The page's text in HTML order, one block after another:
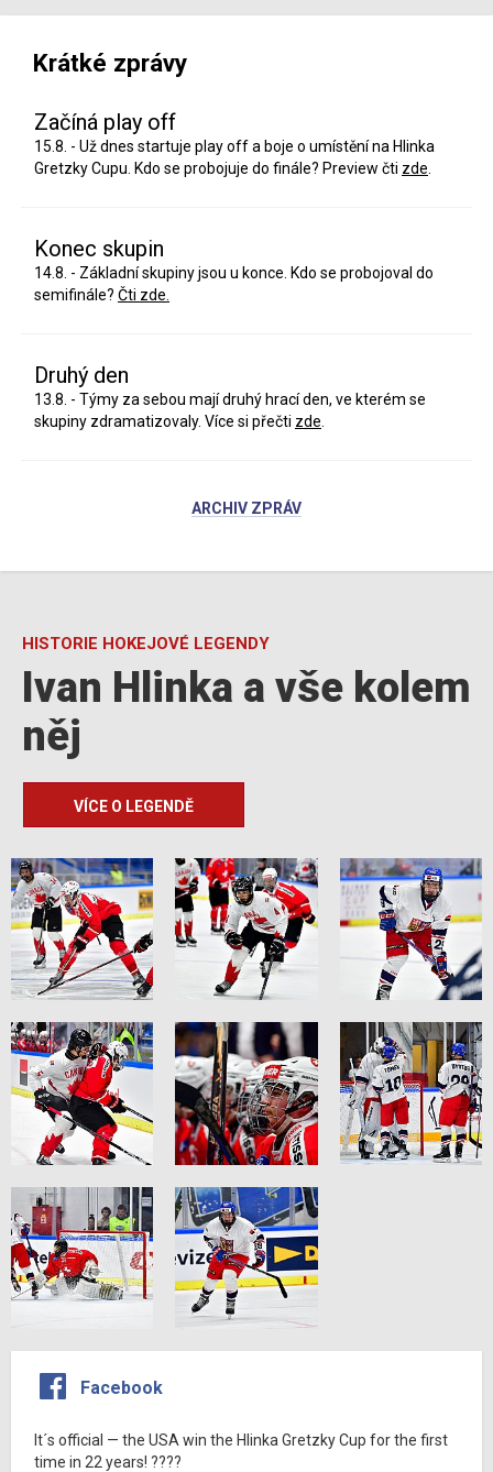
Krátké zprávy
Začíná play off
15.8. - Už dnes startuje play off a boje o umístění na Hlinka
Gretzky Cupu. Kdo se probojuje do finále? Preview čti zde
Konec skupin
14.8. - Základní skupiny jsou u konce. Kdo se probojoval do
semifinále? Čti zde.
Druhý den
13.8. - Týmy za sebou mají druhý hrací den, ve kterém se
skupiny zdramatizovaly. Více si přečti zde
ARCHIV ZPRÁV
HISTORIE HOKEJOVÉ LEGENDY
Ivan Hlinka a vše kolem
něj
VÍCE O LEGENDĚ
Facebook
It´s official — the USA win the Hlinka Gretzky Cup for the first
time in 22 years! ????